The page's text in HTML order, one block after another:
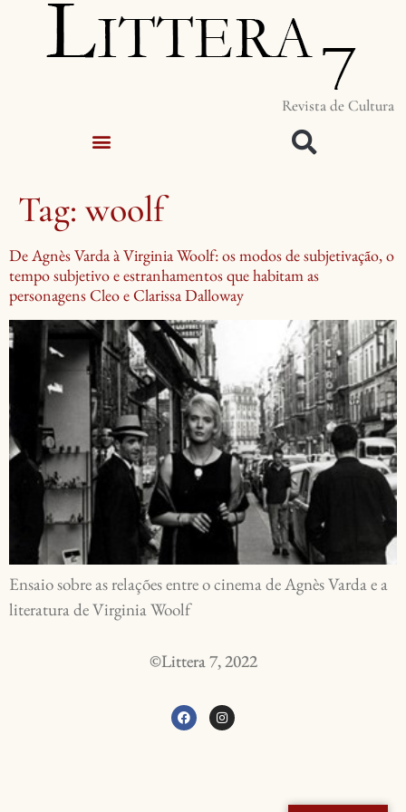
Revista de Cultura
Tag:woolf
De Agnès Varda à Virginia Woolf: os modos de subjetivação, o
tempo subjetivo e estranhamentos que habitam as
personagens Cleo e Clarissa Dalloway
Ensaio sobre as relações entre o cinema de Agnès Varda e a
literatura de Virginia Woolf
©Littera 7, 2022